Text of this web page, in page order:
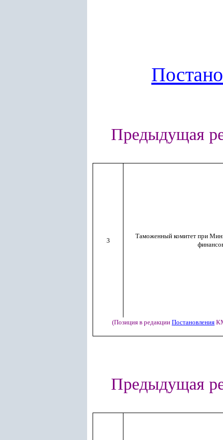
Предыдущая
3
Таможенный комитет при
(Позиция в редакции Постановления
Предыдущая